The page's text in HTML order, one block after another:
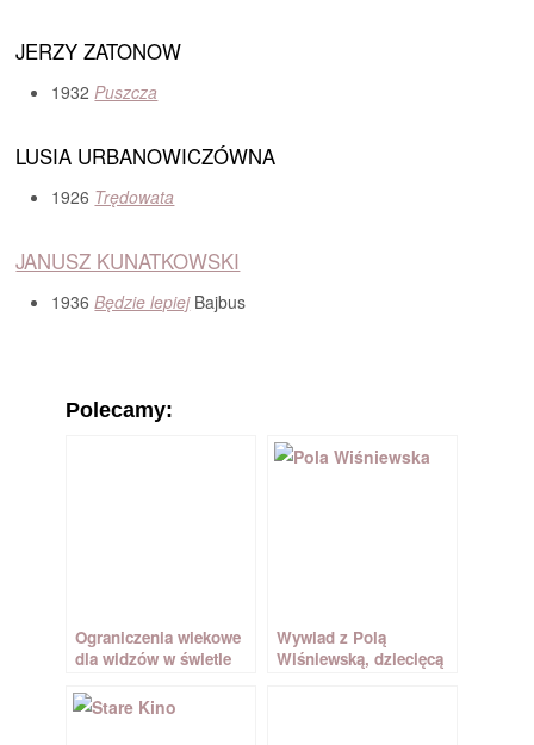
JERZY ZATONOW
1932Puszcza
LUSIA URBANOWICZÓWNA
1926 Trędowata
JANUSZ KUNATKOWSKI
1936Będzie lepiejBajbus
Polecamy:
Ograniczenia wiekowe
dla widzów w świetle
II Rzeczpospolitej i ich
Wywiad z Polą
Wiśniewską, dziecięcą